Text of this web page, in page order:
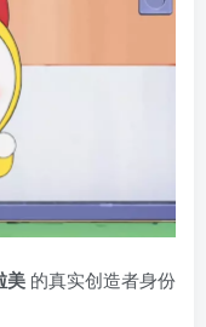
美 的真实创造者身份